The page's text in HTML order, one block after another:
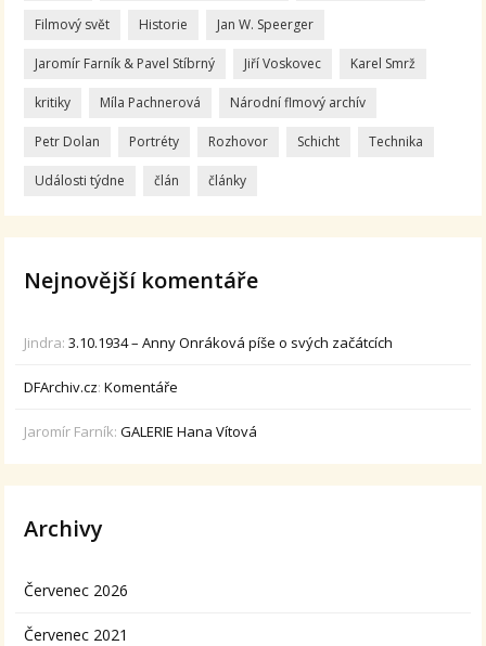
Filmový svět Historie Jan W. Speerger
Jaromír Farník & Pavel Stíbrný Jiří Voskovec Karel Smrž
kritiky Míla Pachnerová Národní flmový archív
Petr Dolan Portréty Rozhovor Schicht Technika
Události týdne člán články
Nejnovější komentáře
Jindra:3.10.1934 – Anny Onráková píše o svých začátcích
DFArchiv.cz:Komentáře
Jaromír Farník:GALERIE Hana Vítová
Archivy
Červenec 2026
Červenec 2021